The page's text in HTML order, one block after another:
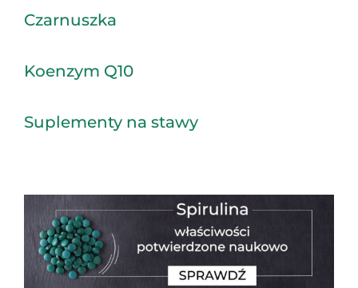
Czarnuszka
Koenzym Q10
Suplementy na stawy